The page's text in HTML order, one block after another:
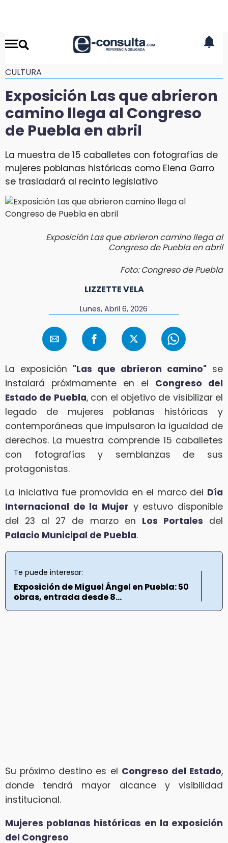
CULTURA
Exposición Las que abrieron
camino llega al Congreso
de Puebla en abril
La muestra de 15 caballetes con fotografías de
mujeres poblanas históricas como Elena Garro
se trasladará al recinto legislativo
Exposición Las que abrieron camino llega al
Congreso de Puebla en abril
Foto: Congreso de Puebla
LIZZETTE VELA
Lunes, Abril 6, 2026
La exposición "Las que abrieron camino" se
instalará próximamente en el Congreso del
Estado de Puebla, con el objetivo de visibilizar el
legado de mujeres poblanas históricas y
contemporáneas que impulsaron la igualdad de
derechos. La muestra comprende 15 caballetes
con fotografías y semblanzas de sus
protagonistas.
La iniciativa fue promovida en el marco del Día
Internacional de la Mujer y estuvo disponible
del 23 al 27 de marzo en Los Portales del
Palacio Municipal de Puebla.
Te puede interesar:
Exposición de Miguel Ángel en Puebla: 50
obras, entrada desde 8...
Su próximo destino es el Congreso del Estado,
donde tendrá mayor alcance y visibilidad
institucional.
Mujeres poblanas históricas en la exposición
del Congreso